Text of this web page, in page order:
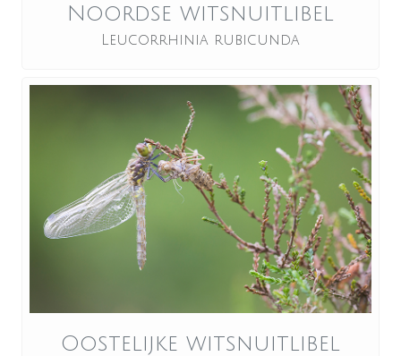
Noordse witsnuitlibel
Leucorrhinia rubicunda
Oostelijke witsnuitlibel